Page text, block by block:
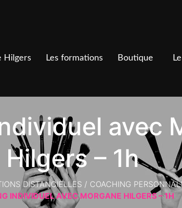
Hilgers Les formations Boutique
avec
Hilgers – 1h
DISTANCIELLES / COACHING
INDIVIDUEL AVEC MORGANE HILGERS – 1H